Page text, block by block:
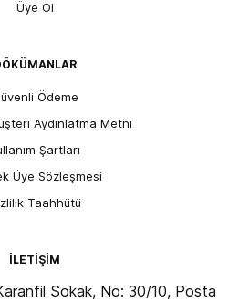
Üye Ol
Ödeme
Aydınlatma Metni
Şartları
Üye Sözleşmesi
Taahhütü
İLETİŞİM
Sokak, No: 30/10, Posta